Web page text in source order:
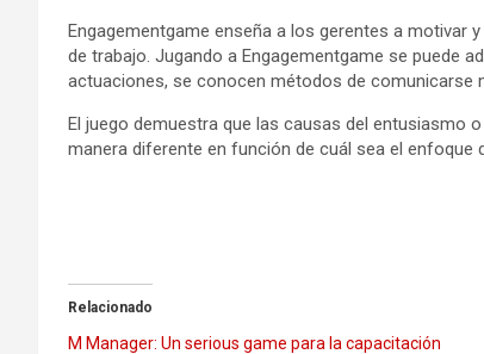
Engagementgame enseña a los gerentes a
de trabajo. Jugando a Engagementgame se puede
actuaciones, se conocen métodos de comunicarse
El juego demuestra que las causas del entusiasmo
manera diferente en función de cuál sea el enfoque
Relacionado
M Manager: Un serious game para la capacitación